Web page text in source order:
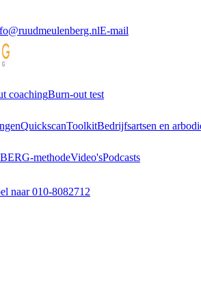
E-mail
coachingBurn-out test
QuickscanToolkitBedrijfsartsen en
BERG-methodeVideo'sPodcasts
naar 010-8082712